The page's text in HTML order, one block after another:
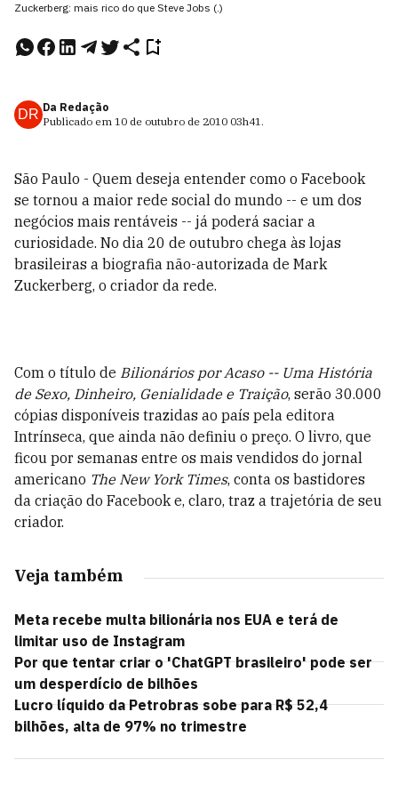
Zuckerberg: mais rico do que Steve Jobs (.)
DR Da Redação
Publicado em 10 de outubro de 2010 03h41.
São Paulo - Quem deseja entender como o Facebook
se tornou a maior rede social do mundo -- e um dos
negócios mais rentáveis -- já poderá saciar a
curiosidade. No dia 20 de outubro chega às lojas
brasileiras a biografia não-autorizada de Mark
Zuckerberg, o criador da rede.
Com o título de Bilionários por Acaso -- Uma História
de Sexo, Dinheiro, Genialidade e Traição, serão 30.000
cópias disponíveis trazidas ao país pela editora
Intrínseca, que ainda não definiu o preço. O livro, que
ficou por semanas entre os mais vendidos do jornal
americano The New York Times, conta os bastidores
da criação do Facebook e, claro, traz a trajetória de seu
criador.
Veja também
Meta recebe multa bilionária nos EUA e terá de
limitar uso de Instagram
Por que tentar criar o 'ChatGPT brasileiro' pode ser
um desperdício de bilhões
Lucro líquido da Petrobras sobe para R$ 52,4
bilhões, alta de 97% no trimestre